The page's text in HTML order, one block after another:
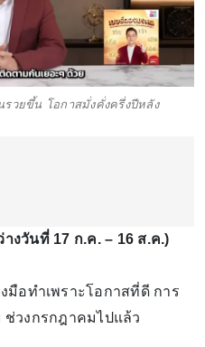
รวยขึ้น โอกาสมั่งคั่งครึ่งปีหลัง
งวันที่ 17 ก.ค. – 16 ส.ค.)
มือทำเพราะโอกาสที่ดี การ
ช่วงกรกฎาคมไปแล้ว